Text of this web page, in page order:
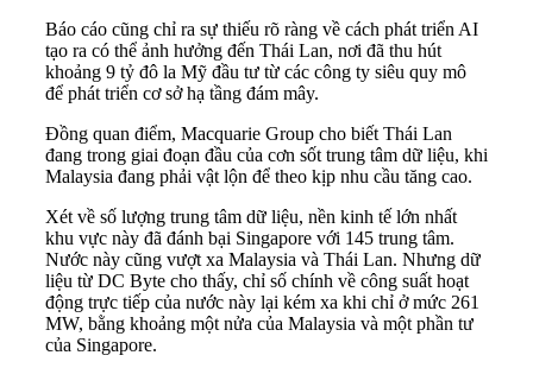
Báo cáo cũng chỉ ra sự thiếu rõ ràng về cách phát triển AI
tạo ra có thể ảnh hưởng đến Thái Lan, nơi đã thu hút
khoảng 9 tỷ đô la Mỹ đầu tư từ các công ty siêu quy mô
để phát triển cơ sở hạ tầng đám mây.
Đồng quan điểm, Macquarie Group cho biết Thái Lan
đang trong giai đoạn đầu của cơn sốt trung tâm dữ liệu, khi
Malaysia đang phải vật lộn để theo kịp nhu cầu tăng cao.
Xét về số lượng trung tâm dữ liệu, nền kinh tế lớn nhất
khu vực này đã đánh bại Singapore với 145 trung tâm.
Nước này cũng vượt xa Malaysia và Thái Lan. Nhưng dữ
liệu từ DC Byte cho thấy, chỉ số chính về công suất hoạt
động trực tiếp của nước này lại kém xa khi chỉ ở mức 261
MW, bằng khoảng một nửa của Malaysia và một phần tư
của Singapore.